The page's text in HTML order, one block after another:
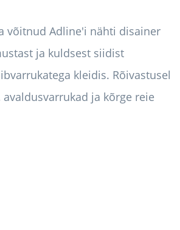
võitnud Adline'i nähti disainer
ja kuldsest siidist
kleidis. Rõivastusel
avaldusvarrukad ja kõrge reie